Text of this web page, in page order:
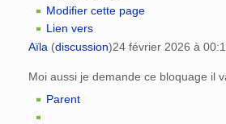
Modifier cette page
Lien vers
Aïla (discussion)24 février 2026 à
Moi aussi je demande ce bloquage il
Parent